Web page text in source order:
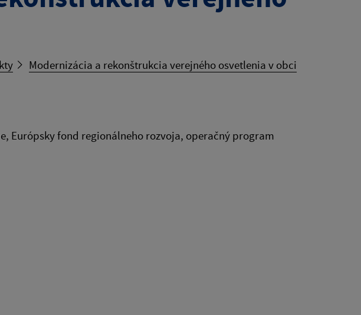
Modernizácia a rekonštrukcia verejného osvetlenia v obci
Európsky fond regionálneho rozvoja, operačný program